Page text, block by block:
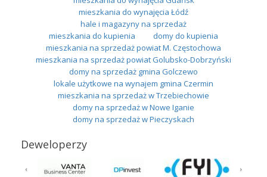
mieszkania do wynajęcia Łódź
hale i magazyny na sprzedaż
mieszkania do kupienia
domy do kupienia
mieszkania na sprzedaż powiat M. Częstochowa
mieszkania na sprzedaż powiat Golubsko-Dobrzyński
domy na sprzedaż gmina Golczewo
lokale użytkowe na wynajem gmina Czermin
mieszkania na sprzedaż w Trzebiechowie
domy na sprzedaż w Nowe Iganie
domy na sprzedaż w Pieczyskach
Deweloperzy